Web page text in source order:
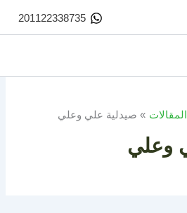
201122338735
المقالات صيدلية علي وعلي
وعلي